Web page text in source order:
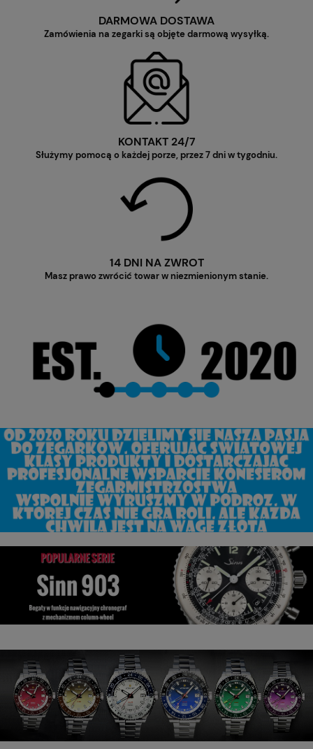
DARMOWA DOSTAWA
Zamówienia na zegarki są objęte darmową wysyłką.
KONTAKT 24/7
Służymy pomocą o każdej porze, przez 7 dni w tygodniu.
14 DNI NA ZWROT
Masz prawo zwrócić towar w niezmienionym stanie.